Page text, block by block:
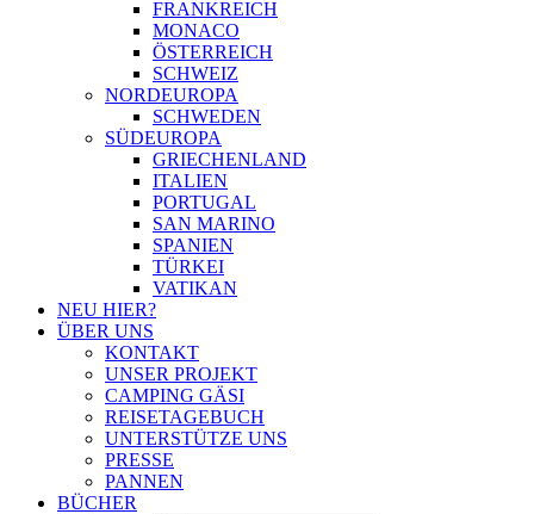
FRANKREICH
MONACO
ÖSTERREICH
SCHWEIZ
NORDEUROPA
SCHWEDEN
SÜDEUROPA
GRIECHENLAND
ITALIEN
PORTUGAL
SAN MARINO
SPANIEN
TÜRKEI
VATIKAN
NEU HIER?
ÜBER UNS
KONTAKT
UNSER PROJEKT
CAMPING GÄSI
REISETAGEBUCH
UNTERSTÜTZE UNS
PRESSE
PANNEN
BÜCHER